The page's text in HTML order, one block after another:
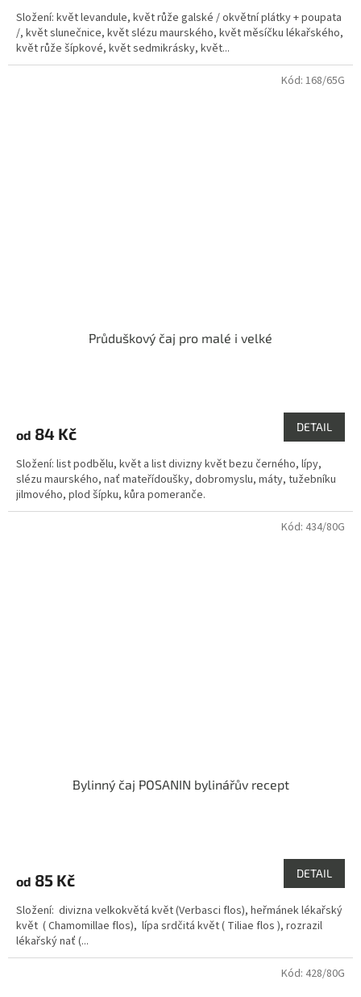
z
5
hvězdiček.
Složení: květ levandule, květ růže galské / okvětní plátky + poupata
/, květ slunečnice, květ slézu maurského, květ měsíčku lékařského,
květ růže šípkové, květ sedmikrásky, květ...
Průduškový čaj pro malé i velké
je
z
5
hvězdiček.
od 84 Kč DETAIL
Složení: list podbělu, květ a list divizny květ bezu černého, lípy,
slézu maurského, nať mateřídoušky, dobromyslu, máty, tužebníku
jilmového, plod šípku, kůra pomeranče.
Kód: 168/65G
Bylinný čaj POSANIN bylinářův recept
je
z
5
hvězdiček.
od 85 Kč DETAIL
Složení: divizna velkokvětá květ (Verbasci flos), heřmánek lékařský
květ ( Chamomillae flos), lípa srdčitá květ ( Tiliae flos ), rozrazil
lékařský nať (...
Kód: 434/80G
Kód: 428/80G